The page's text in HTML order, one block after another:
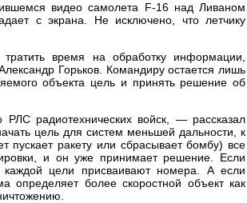
видео самолета F-16 над Ливаном
с экрана. Не исключено, что летчику
время на обработку информации,
Горьков. Командиру остается лишь
объекта цель и принять решение об
радиотехнических войск, — рассказал
цель для систем меньшей дальности, к
пускает ракету или сбрасывает бомбу) все
и он уже принимает решение. Если
каждой цели присваивают номера. А если
определяет более скоростной объект как